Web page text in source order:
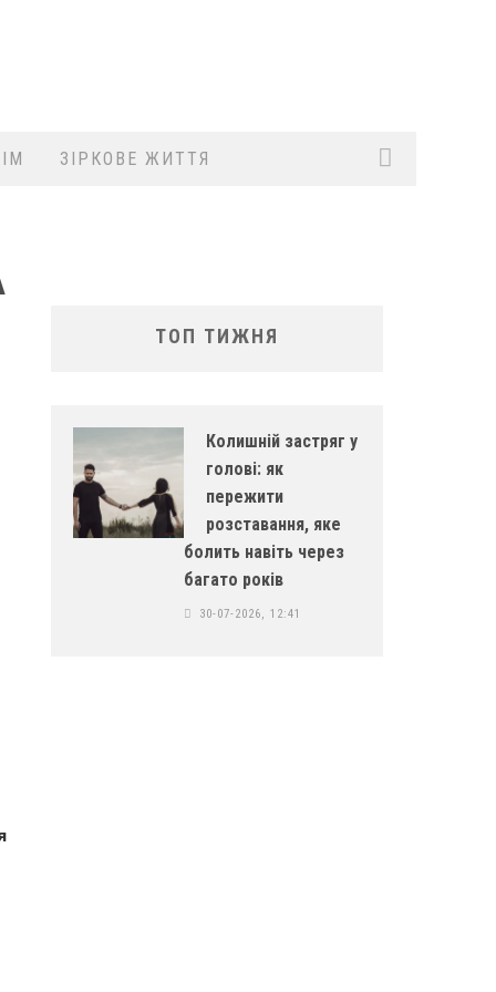
ЗІРКОВЕ ЖИТТЯ
ТОП ТИЖНЯ
Колишній застряг у
голові: як
пережити
розставання, яке
болить навіть через
багато років
30-07-2026, 12:41